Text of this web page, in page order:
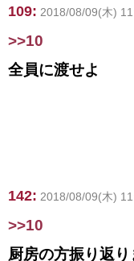
109: 2018/08/09(木)
>>10
全員に渡せよ
142: 2018/08/09(木)
>>10
厨房の方振り返り